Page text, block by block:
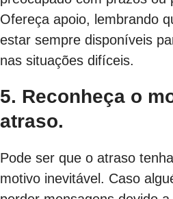
Ofereça apoio, lembrando
estar sempre disponíveis
nas situações difíceis.
5. Reconheça o
atraso.
Pode ser que o atraso
motivo inevitável. Caso